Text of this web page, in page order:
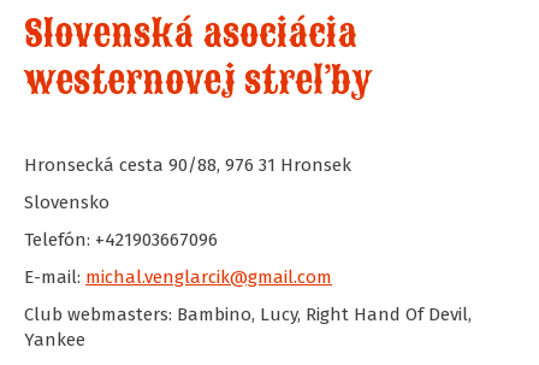
Slovenská asociácia
westernovej streľby
Hronsecká cesta 90/88, 976 31 Hronsek
Slovensko
Telefón: +421903667096
E-mail: michal.venglarcik@gmail.com
Club webmasters: Bambino, Lucy, Right Hand Of Devil,
Yankee